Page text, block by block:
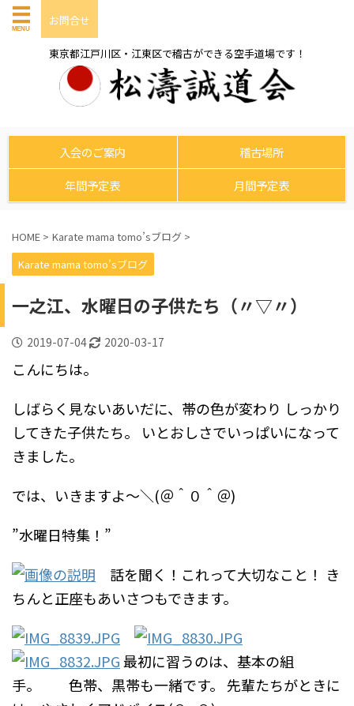
お問合せ
東京都江戸川区・江東区で稽古ができる空手道場です！
入会のご案内
稽古場所
年間予定表
月間予定表
HOME > Karate mama tomo’sブログ >
Karate mama tomo’sブログ
一之江、水曜日の子供たち（〃▽〃）
2019-07-04 2020-03-17
こんにちは。
しばらく見ないあいだに、帯の色が変わり しっかり
してきた子供たち。
いとおしさでいっぱいになって
きました。
では、いきますよ～＼(＠＾０＾＠)
”水曜日特集！”
話を聞く！これって大切なこと！ き
ちんと正座もあいさつもできます。
最初に習うのは、基本の組
手。 色帯、黒帯も一緒です。 先輩たちがときに